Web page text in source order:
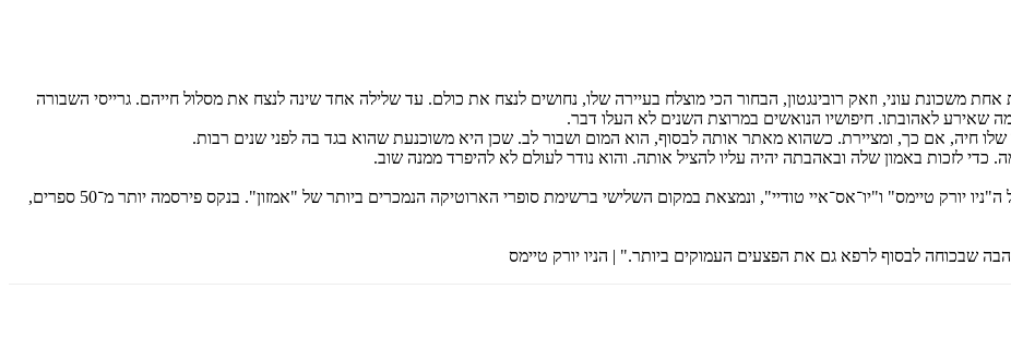
משכונת עוני, וזאק רובינגטון, הבחור הכי מוצלח בעיירה שלו, נחושים לנצח את כולם. עד שלילה אחד שינה לנצח את מסלול חייהם. גרייסי השבורה
שאירע לאהובתו. חיפושיו הנואשים במרוצת השנים לא העלו דבר.
שלו חיה, אם כך, ומציירת. כשהוא מאתר אותה לבסוף, הוא המום ושבור לב. שכן היא משוכנעת שהוא בגד בה לפני שנים רבות.
כדי לזכות באמון שלה ובאהבתה יהיה עליו להציל אותה. והוא נודר לעולם לא להיפרד ממנה שוב.
מאיה בנקס, סופרת אמריקאית, מככבת בצמרת רשימות רבי המכר של ה"ניו יורק טיימס" ו"יו־אס־איי טודיי", ונמצאת במקום השלישי ברשימת סופרי הארוטיקה הנמכרים ביותר של "אמזון". בנקס פירסמה יותר מ־50 ספרים,
שבכוחה לבסוף לרפא גם את הפצעים העמוקים ביותר." | הניו יורק טיימס